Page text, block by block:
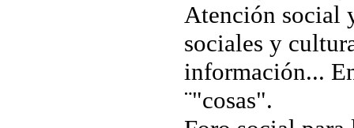
Atención social
sociales y
información...
¨"cosas".